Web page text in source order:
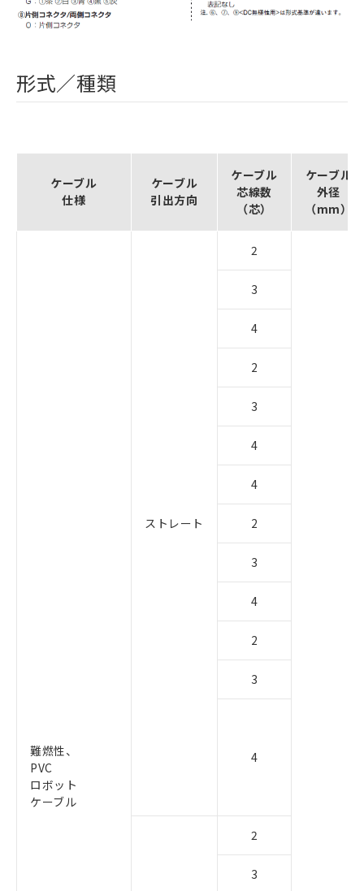
形式／種類
ケーブル
仕様
ケーブル
引出方向
ケーブル
芯線数
（芯）
ケーブル
外径
（mm）
難燃性、
PVC
ロボット
ケーブル
ストレート
2
3
4
2
3
4
4
2
3
4
2
3
4
2
3